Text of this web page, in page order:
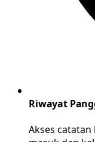
Riwayat
Akses